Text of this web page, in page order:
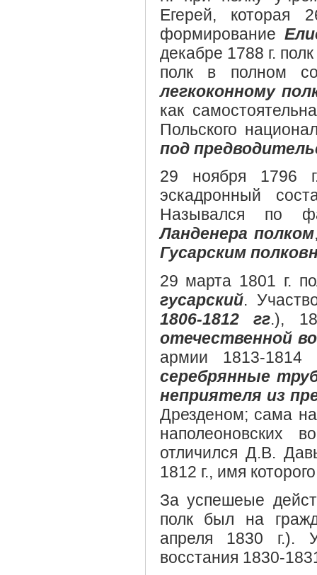
Егерей, которая
формирование
декабре 1788 г.
полк в полном
легкоконному
как
Польского
под
29 ноября 1796
эскадронный
Назывался по
Ланденера полком
Гусарским
29 марта 1801 г.
гусарский.
1806-1812 гг.),
отечественной
армии 1813-1814
серебрянные
неприятеля из
Дрезденом; сама
наполеоновских
отличился Д.В.
1812 г., имя
За успешеые
полк был на
апреля 1830 г.).
восстания 1830-